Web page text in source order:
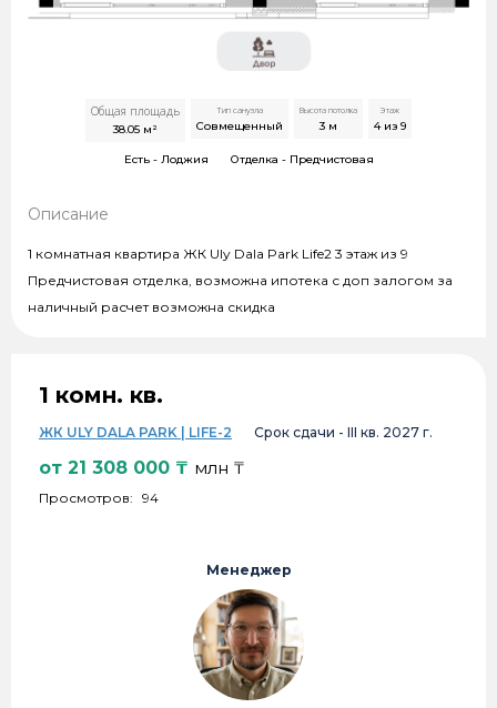
Общая площадь
38.05 м²
Тип санузла
Совмещенный
Высота потолка
3 м
Этаж
4 из 9
Есть - Лоджия Отделка - Предчистовая
Описание
1 комнатная квартира ЖК Uly Dala Park Life2 3 этаж из 9
Предчистовая отделка, возможна ипотека с доп залогом за
наличный расчет возможна скидка
1 комн. кв.
ЖК ULY DALA PARK | LIFE-2 Срок сдачи - III кв. 2027 г.
от 21 308 000 ₸ млн ₸
Просмотров: 94
Менеджер